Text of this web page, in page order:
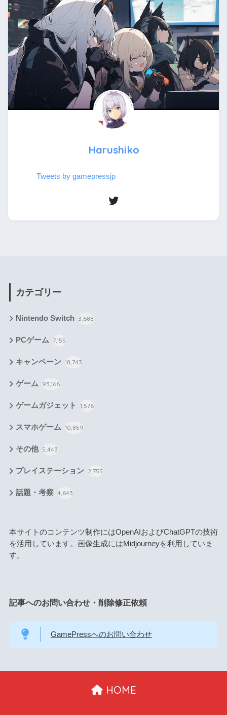
Harushiko
Tweets by gamepressjp
カテゴリー
Nintendo Switch 3,688
PCゲーム 7,155
キャンペーン 18,743
ゲーム 93,166
ゲームガジェット 1,576
スマホゲーム 10,859
その他 5,443
プレイステーション 2,755
話題・考察 4,643
本サイトのコンテンツ制作にはOpenAIおよびChatGPTの技術
を活用しています。画像生成にはMidjourneyを利用していま
す。
記事へのお問い合わせ・削除修正依頼
GamePressへのお問い合わせ
HOME